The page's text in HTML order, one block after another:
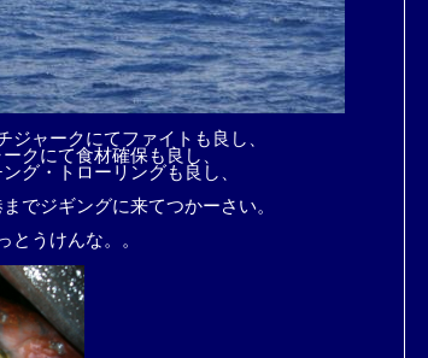
ャークにてファイトも良し、
クにて食材確保も良し、
グ・トローリングも良し、
でジギングに来てつかーさい。
とうけんな。。